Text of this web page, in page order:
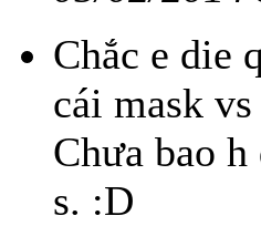
Chắc e die
cái mask
Chưa bao
s. :D